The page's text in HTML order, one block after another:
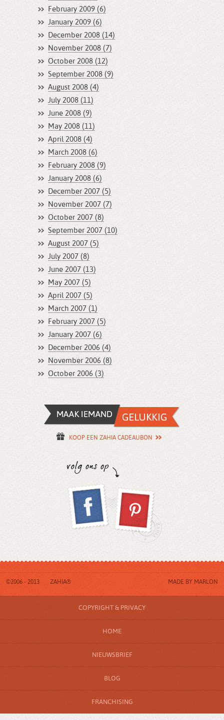
February 2009 (6)
January 2009 (6)
December 2008 (14)
November 2008 (7)
October 2008 (12)
September 2008 (9)
August 2008 (4)
July 2008 (11)
June 2008 (9)
May 2008 (11)
April 2008 (4)
March 2008 (6)
February 2008 (9)
January 2008 (6)
December 2007 (5)
November 2007 (7)
October 2007 (8)
September 2007 (10)
August 2007 (5)
July 2007 (8)
June 2007 (13)
May 2007 (5)
April 2007 (5)
March 2007 (1)
February 2007 (5)
January 2007 (6)
December 2006 (4)
November 2006 (8)
October 2006 (3)
KOOP EEN ZAHIA CADEAUBON
©2006 - 2013 ZAHIA® MADE BY MARLON
COPYRIGHT & PRIVACY
HOME
NIEUWSBRIEF
BLOG
FRANCHISING